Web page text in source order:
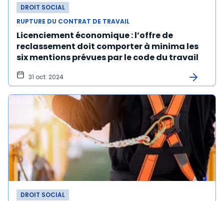
DROIT SOCIAL
RUPTURE DU CONTRAT DE TRAVAIL
Licenciement économique : l’offre de
reclassement doit comporter à minima les
six mentions prévues par le code du travail
31 oct. 2024
DROIT SOCIAL